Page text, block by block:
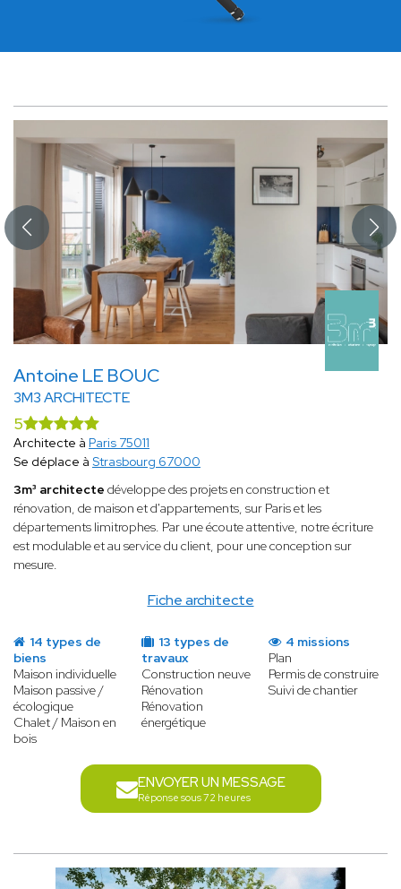
Antoine LE BOUC
3M3 ARCHITECTE
Fiche architecte
5
Architecte à Paris 75011
Se déplace à Strasbourg 67000
3m³ architecte développe des projets en construction et
rénovation, de maison et d'appartements, sur Paris et les
départements limitrophes. Par une écoute attentive, notre écriture
est modulable et au service du client, pour une conception sur
mesure.
14 types de
biens
Maison individuelle
Maison passive /
écologique
Chalet / Maison en
bois
13 types de
travaux
Construction neuve
Rénovation
Rénovation
énergétique
4 missions
Plan
Permis de construire
Suivi de chantier
ENVOYER UN MESSAGE
Réponse sous 72 heures